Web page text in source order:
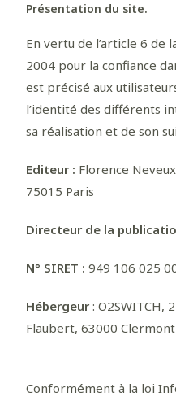
Présentation du site.
En vertu de l’article 6 de
2004 pour la confiance
est précisé aux
l’identité des différents
sa réalisation et de son
Editeur : Florence
75015 Paris
Directeur de la
N° SIRET :949 106 025
Hébergeur : O2SWITCH,
Flaubert, 63000
Conformément à la loi